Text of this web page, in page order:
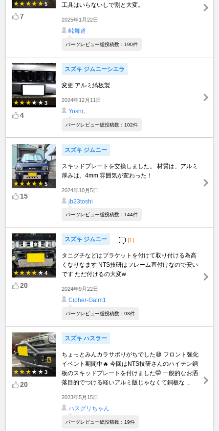
5
7
工具はいらないしで割と大変。
2025年1月22日
峠舞道
パーツレビュー総投稿数：190件
3
4
スズキ ジムニーシエラ
変更 アルミ縞板製
2024年12月11日
Yoshi。
パーツレビュー総投稿数：102件
5
15
スズキ ジムニー
スキッドプレートを交換しました。 材質は、アルミ
厚みは、4mm 雰囲気が変わった！
2024年10月5日
jb23toshi
パーツレビュー総投稿数：144件
4
20
スズキ ジムニー [1]
タニグチなどはブラケットを付けて取り付ける為高
くなりなます NTS技研はフレーム直付けなので安い
です ただ付けるの大変w
2024年9月22日
Cipher-Galm1
パーツレビュー総投稿数：93件
3
20
スズキ ハスラー
ちょっとみんカラサボりがちでした😅 フロント強化
イベント期間中🔥 今回はNTS技研さんのハイテン銅
板のスキッドプレートを付けました🤭 一般的なお洒
落目的でつける軽いアルミ版じゃなくて銅板な ...
2023年5月15日
ハスグリちゃん
パーツレビュー総投稿数：19件